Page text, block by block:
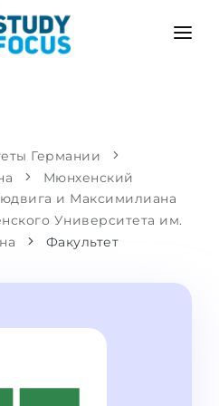
при вузе
Германии
Мюнхенский
и Максимилиана
Университета им.
Факультет